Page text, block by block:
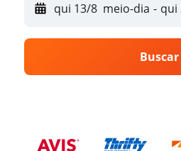
qui 13/8 meio-dia - qui
Buscar